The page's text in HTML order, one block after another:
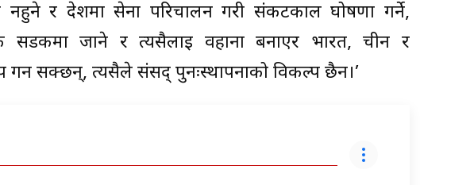
नहुने र देशमा सेना परिचालन गरी संकटकाल घोषणा गर्ने,
जाने र त्यसैलाई वहाना बनाएर भारत, चीन र
गर्न सक्छन्, त्यसैले संसद् पुनःस्थापनाको विकल्प छैन।’